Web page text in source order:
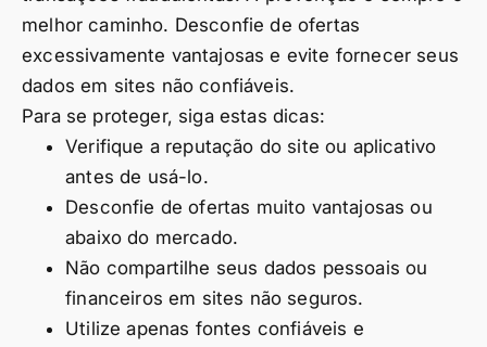
melhor caminho. Desconfie de ofertas
excessivamente vantajosas e evite fornecer seus
dados em sites não confiáveis.
Para se proteger, siga estas dicas:
Verifique a reputação do site ou aplicativo
antes de usá-lo.
Desconfie de ofertas muito vantajosas ou
abaixo do mercado.
Não compartilhe seus dados pessoais ou
financeiros em sites não seguros.
Utilize apenas fontes confiáveis e